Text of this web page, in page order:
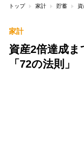
トップ 家計 貯蓄
家計
資産2倍達成
「72の法則」